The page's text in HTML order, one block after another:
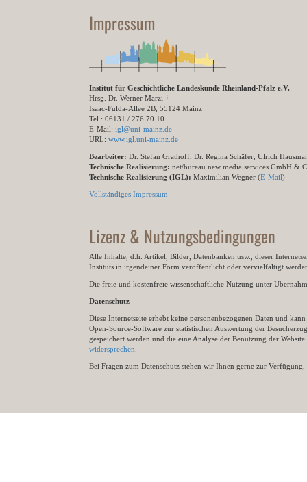
Impressum
Institut für Geschichtliche Landeskunde Rheinland-Pfalz e.V.
Hrsg. Dr. Werner Marzi †
Isaac-Fulda-Allee 2B, 55124 Mainz
Tel.: 06131 / 276 70 10
E-Mail: igl@uni-mainz.de
URL: www.igl.uni-mainz.de
Bearbeiter: Dr. Stefan Grathoff, Dr. Regina Schäfer, Ulrich
Technische Realisierung: net/bureau new media services GmbH &
Technische Realisierung (IGL): Maximilian Wegner (E-Mail)
Vollständiges Impressum
Lizenz & Nutzungsbedingungen
Alle Inhalte, d.h. Artikel, Bilder, Datenbanken usw., dieser
Instituts in irgendeiner Form veröffentlicht oder vervielfältigt
Die freie und kostenfreie wissenschaftliche Nutzung unter
Datenschutz
Diese Internetseite erhebt keine personenbezogenen Daten und
Open-Source-Software zur statistischen Auswertung der
gespeichert werden und die eine Analyse der Benutzung der
widersprechen
Bei Fragen zum Datenschutz stehen wir Ihnen gerne zur